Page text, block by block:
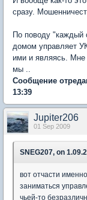
сразу.
По поводу
домом управляет
ими и являясь. Мне
мы ..
Сообщение
13:39
Jupiter206
01 Sep 2009
SNEG207, on
вот отчасти
заниматься
чьей-то